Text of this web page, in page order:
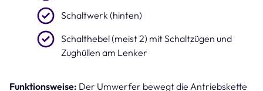
Schaltwerk (hinten)
Schalthebel (meist 2) mit Schaltzügen und
Zughüllen am Lenker
Funktionsweise: Der Umwerfer bewegt die Antriebskette